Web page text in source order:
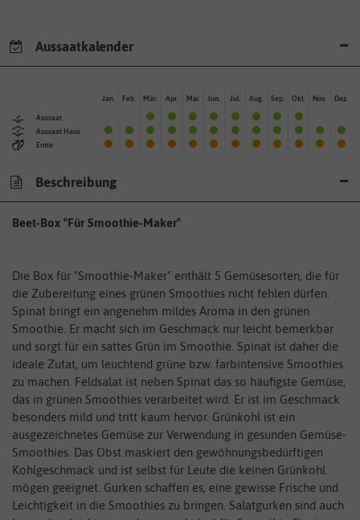
Aussaatkalender
Aussaat
Aussaat Haus
Ernte
Jan. Feb. Mär. Apr. Mai Jun. Jul. Aug. Sep. Okt. Nov. Dez.
Beschreibung
Beet-Box "Für Smoothie-Maker"
Die Box für "Smoothie-Maker" enthält 5 Gemüsesorten, die für
die Zubereitung eines grünen Smoothies nicht fehlen dürfen.
Spinat bringt ein angenehm mildes Aroma in den grünen
Smoothie. Er macht sich im Geschmack nur leicht bemerkbar
und sorgt für ein sattes Grün im Smoothie. Spinat ist daher die
ideale Zutat, um leuchtend grüne bzw. farbintensive Smoothies
zu machen. Feldsalat ist neben Spinat das so häufigste Gemüse,
das in grünen Smoothies verarbeitet wird. Er ist im Geschmack
besonders mild und tritt kaum hervor. Grünkohl ist ein
ausgezeichnetes Gemüse zur Verwendung in gesunden Gemüse-
Smoothies. Das Obst maskiert den gewöhnungsbedürftigen
Kohlgeschmack und ist selbst für Leute die keinen Grünkohl
mögen geeignet. Gurken schaffen es, eine gewisse Frische und
Leichtigkeit in die Smoothies zu bringen. Salatgurken sind auch